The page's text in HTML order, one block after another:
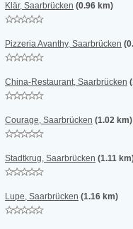
Klär, Saarbrücken (0.96 km)
Pizzeria Avanthy, Saarbrücken
China-Restaurant, Saarbrücken
Courage, Saarbrücken (1.02 km)
Stadtkrug, Saarbrücken (1.11
Lupe, Saarbrücken (1.16 km)